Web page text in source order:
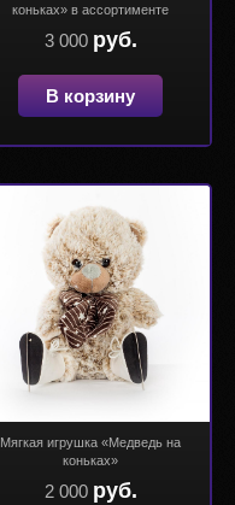
коньках» в ассортименте
3 000 руб.
В корзину
Мягкая игрушка «Медведь на
коньках»
2 000 руб.